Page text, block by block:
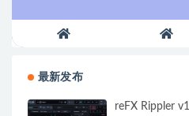
最新发布
reFX Rippler